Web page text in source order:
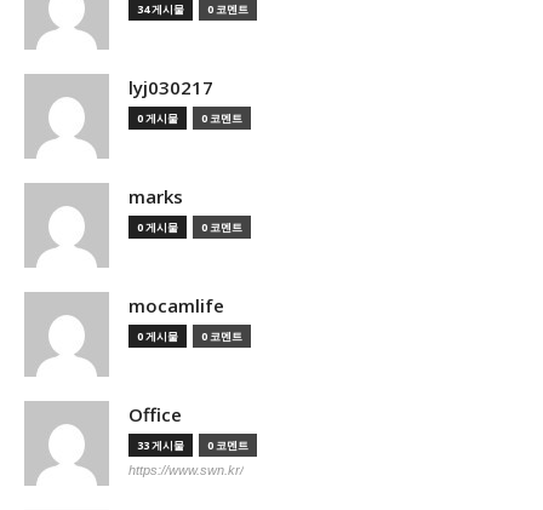
34 게시물 0 코멘트
lyj030217
0 게시물 0 코멘트
marks
0 게시물 0 코멘트
mocamlife
0 게시물 0 코멘트
Office
33 게시물 0 코멘트
https://www.swn.kr/